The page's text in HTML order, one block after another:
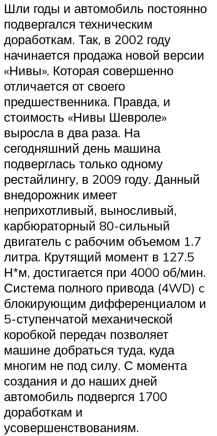
Шли годы и автомобиль постоянно
подвергался техническим
доработкам. Так, в 2002 году
начинается продажа новой версии
«Нивы». Которая совершенно
отличается от своего
предшественника. Правда, и
стоимость «Нивы Шевроле»
выросла в два раза. На
сегодняшний день машина
подверглась только одному
рестайлингу, в 2009 году. Данный
внедорожник имеет
неприхотливый, выносливый,
карбюраторный 80-сильный
двигатель с рабочим объемом 1.7
литра. Крутящий момент в 127.5
Н*м, достигается при 4000 об/мин.
Система полного привода (4WD) c
блокирующим дифференциалом и
5-ступенчатой механической
коробкой передач позволяет
машине добраться туда, куда
многим не под силу. С момента
создания и до наших дней
автомобиль подвергся 1700
доработкам и
усовершенствованиям.